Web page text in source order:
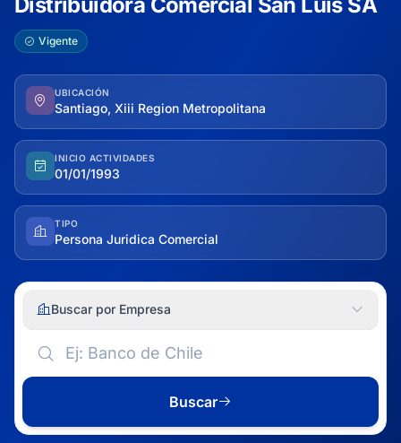
Vigente
UBICACIÓN
Santiago, Xiii Region Metropolitana
INICIO ACTIVIDADES
01/01/1993
TIPO
Persona Juridica Comercial
Buscar por Empresa
Buscar